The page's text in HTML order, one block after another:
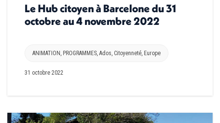
Le Hub citoyen à Barcelone du 31
octobre au 4 novembre 2022
ANIMATION, PROGRAMMES, Ados, Citoyenneté, Europe
31 octobre 2022